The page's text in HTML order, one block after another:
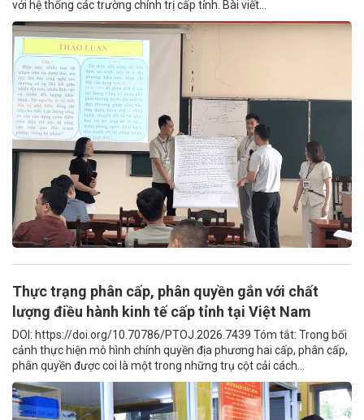
với hệ thống các trường chính trị cấp tỉnh. Bài viết...
Thực trạng phân cấp, phân quyền gắn với chất
lượng điều hành kinh tế cấp tỉnh tại Việt Nam
DOI: https://doi.org/10.70786/PTOJ.2026.7439 Tóm tắt: Trong bối
cảnh thực hiện mô hình chính quyền địa phương hai cấp, phân cấp,
phân quyền được coi là một trong những trụ cột cải cách...